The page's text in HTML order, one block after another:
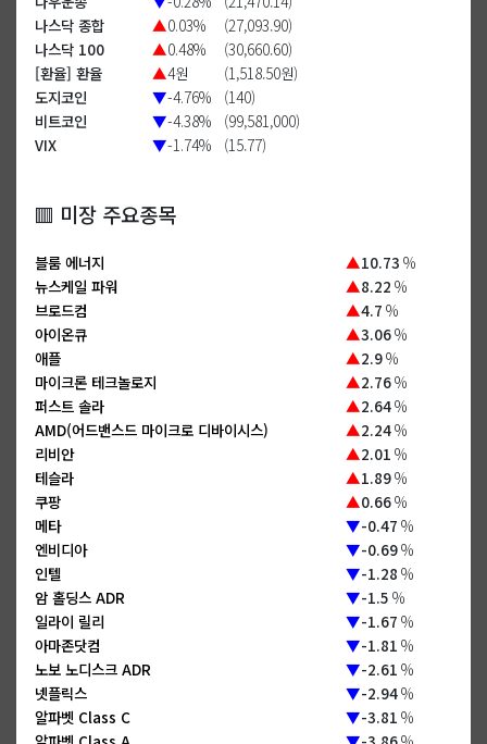
나스닥 종합
▲0.03%
(27,093.90)
나스닥 100
▲0.48%
(30,660.60)
[환율] 환율
▲4원
(1,518.50원)
도지코인
▼-4.76%
(140)
비트코인
▼-4.38%
(99,581,000)
VIX
▼-1.74% (15.77)
🟥 미장 주요종목
블룸 에너지 ▲10.73 %
뉴스케일 파워
▲8.22 %
브로드컴
▲4.7 %
아이온큐
▲3.06%
애플
▲2.9%
마이크론 테크놀로지
▲2.76%
퍼스트 솔라
▲2.64%
AMD(어드밴스드 마이크로 디바이시스)
▲2.24%
리비안
▲2.01 %
테슬라
▲1.89%
쿠팡
▲0.66%
메타
▼-0.47 %
엔비디아
▼-0.69%
인텔
▼-1.28 %
암 홀딩스 ADR
▼-1.5 %
일라이 릴리
▼-1.67 %
아마존닷컴
▼-1.81 %
노보 노디스크 ADR
▼-2.61 %
넷플릭스
▼-2.94%
알파벳 Class C
▼-3.81 %